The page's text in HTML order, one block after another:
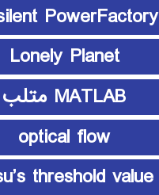
PowerFactory
Lonely Planet
MATLAB متلب
optical flow
threshold value